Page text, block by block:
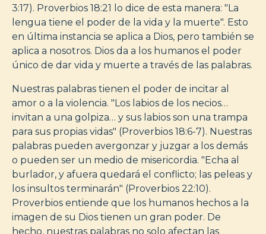
3:17). Proverbios 18:21 lo dice de esta manera: "La
lengua tiene el poder de la vida y la muerte". Esto
en última instancia se aplica a Dios, pero también se
aplica a nosotros. Dios da a los humanos el poder
único de dar vida y muerte a través de las palabras.
Nuestras palabras tienen el poder de incitar al
amor o a la violencia. "Los labios de los necios…
invitan a una golpiza… y sus labios son una trampa
para sus propias vidas" (Proverbios 18:6-7). Nuestras
palabras pueden avergonzar y juzgar a los demás
o pueden ser un medio de misericordia. "Echa al
burlador, y afuera quedará el conflicto; las peleas y
los insultos terminarán" (Proverbios 22:10).
Proverbios entiende que los humanos hechos a la
imagen de su Dios tienen un gran poder. De
hecho, nuestras palabras no solo afectan las